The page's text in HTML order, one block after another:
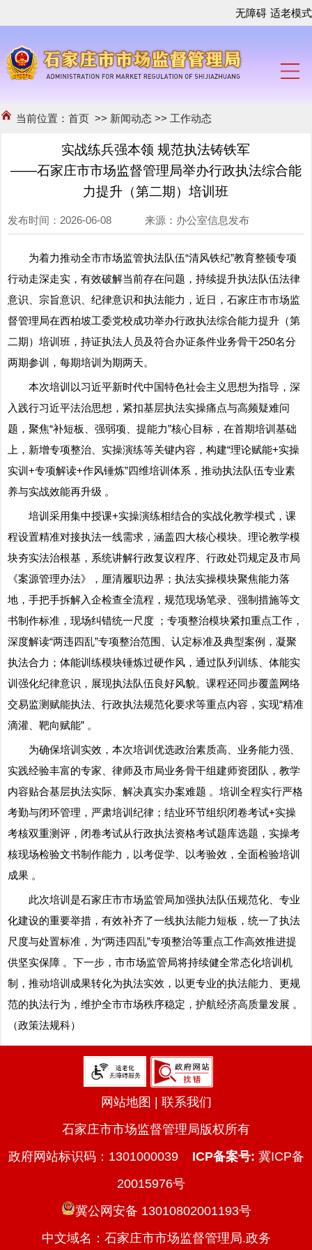
无障碍 适老模式
当前位置：首页 >> 新闻动态 >> 工作动态
实战练兵强本领 规范执法铸铁军
——石家庄市市场监督管理局举办行政执法综合能
力提升（第二期）培训班
发布时间：2026-06-08 来源：办公室信息发布
为着力推动全市市场监管执法队伍“清风铁纪”教育整顿专项
行动走深走实，有效破解当前存在问题，持续提升执法队伍法律
意识、宗旨意识、纪律意识和执法能力，近日，石家庄市市场监
督管理局在西柏坡工委党校成功举办行政执法综合能力提升（第
二期）培训班，持证执法人员及符合办证条件业务骨干250名分
两期参训，每期培训为期两天。
本次培训以习近平新时代中国特色社会主义思想为指导，深
入践行习近平法治思想，紧扣基层执法实操痛点与高频疑难问
题，聚焦“补短板、强弱项、提能力”核心目标，在首期培训基础
上，新增专项整治、实操演练等关键内容，构建“理论赋能+实操
实训+专项解读+作风锤炼”四维培训体系，推动执法队伍专业素
养与实战效能再升级 。
培训采用集中授课+实操演练相结合的实战化教学模式，课
程设置精准对接执法一线需求，涵盖四大核心模块。理论教学模
块夯实法治根基，系统讲解行政复议程序、行政处罚规定及市局
《案源管理办法》，厘清履职边界；执法实操模块聚焦能力落
地，手把手拆解入企检查全流程，规范现场笔录、强制措施等文
书制作标准，现场纠错统一尺度 ；专项整治模块紧扣重点工作，
深度解读“两违四乱”专项整治范围、认定标准及典型案例，凝聚
执法合力；体能训练模块锤炼过硬作风，通过队列训练、体能实
训强化纪律意识，展现执法队伍良好风貌。课程还同步覆盖网络
交易监测赋能执法、行政执法规范化要求等重点内容，实现“精准
滴灌、靶向赋能” 。
为确保培训实效，本次培训优选政治素质高、业务能力强、
实践经验丰富的专家、律师及市局业务骨干组建师资团队，教学
内容贴合基层执法实际、解决真实办案难题 。培训全程实行严格
考勤与闭环管理，严肃培训纪律；结业环节组织闭卷考试+实操
考核双重测评，闭卷考试从行政执法资格考试题库选题，实操考
核现场检验文书制作能力，以考促学、以考验效，全面检验培训
成果 。
此次培训是石家庄市市场监管局加强执法队伍规范化、专业
化建设的重要举措，有效补齐了一线执法能力短板，统一了执法
尺度与处置标准，为“两违四乱”专项整治等重点工作高效推进提
供坚实保障 。下一步，市市场监管局将持续健全常态化培训机
制，推动培训成果转化为执法实效，以更专业的执法能力、更规
范的执法行为，维护全市市场秩序稳定，护航经济高质量发展 。
（政策法规科）